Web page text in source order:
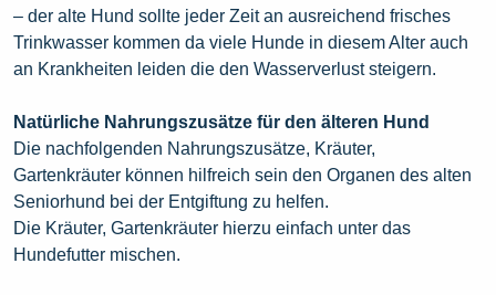
– der alte Hund sollte jeder Zeit an ausreichend frisches
Trinkwasser kommen da viele Hunde in diesem Alter auch
an Krankheiten leiden die den Wasserverlust steigern.
Natürliche Nahrungszusätze für den älteren Hund
Die nachfolgenden Nahrungszusätze, Kräuter,
Gartenkräuter können hilfreich sein den Organen des alten
Seniorhund bei der Entgiftung zu helfen.
Die Kräuter, Gartenkräuter hierzu einfach unter das
Hundefutter mischen.